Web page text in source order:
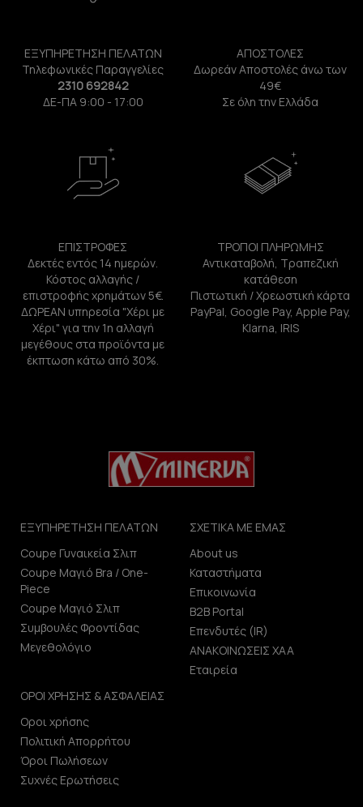
ΕΞΥΠΗΡΕΤΗΣΗ ΠΕΛΑΤΩΝ
Τηλεφωνικές Παραγγελίες
2310 692842
ΔΕ-ΠΑ 9:00 - 17:00
ΑΠΟΣΤΟΛΕΣ
Δωρεάν Αποστολές άνω των
49€
Σε όλη την Ελλάδα
ΕΠΙΣΤΡΟΦΕΣ
Δεκτές εντός 14 ημερών.
Κόστος αλλαγής /
επιστροφής χρημάτων 5€.
ΔΩΡΕΑΝ υπηρεσία "Χέρι με
Χέρι" για την 1η αλλαγή
μεγέθους στα προϊόντα με
έκπτωση κάτω από 30%.
ΤΡΟΠΟΙ ΠΛΗΡΩΜΗΣ
Αντικαταβολή, Τραπεζική
κατάθεση
Πιστωτική / Χρεωστική κάρτα
PayPal, Google Pay, Apple Pay,
Klarna, IRIS
ΕΞΥΠΗΡΕΤΗΣΗ ΠΕΛΑΤΩΝ
Coupe Γυναικεία Σλιπ
Coupe Μαγιό Bra / One-
Piece
Coupe Μαγιό Σλιπ
Συμβουλές Φροντίδας
Μεγεθολόγιο
ΣΧΕΤΙΚΑ ΜΕ ΕΜΑΣ
About us
Καταστήματα
Επικοινωνία
B2B Portal
Επενδυτές (IR)
ΑΝΑΚΟΙΝΩΣΕΙΣ ΧΑΑ
Εταιρεία
ΟΡΟΙ ΧΡΗΣΗΣ & ΑΣΦΑΛΕΙΑΣ
Οροι χρήσης
Πολιτική Απορρήτου
Όροι Πωλήσεων
Συχνές Ερωτήσεις